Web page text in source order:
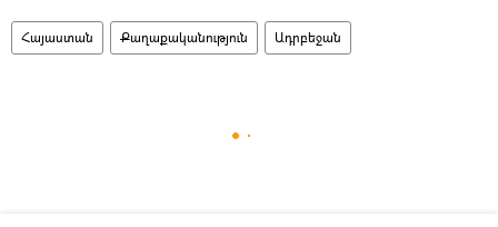
Հայաստան Քաղաքականություն Ադրբեջան